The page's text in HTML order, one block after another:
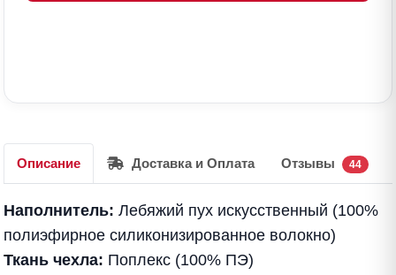
Описание Доставка и Оплата Отзывы 44
Наполнитель: Лебяжий пух искусственный (100%
полиэфирное силиконизированное волокно)
Ткань чехла: Поплекс (100% ПЭ)